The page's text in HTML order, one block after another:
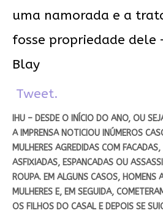
uma namorada e a
fosse propriedade dele
Blay
Tweet.
IHU – DESDE O INÍCIO DO ANO, OU
A IMPRENSA NOTICIOU INÚMEROS
MULHERES AGREDIDAS COM
ASFIXIADAS, ESPANCADAS OU
ROUPA. EM ALGUNS CASOS, HOMENS
MULHERES E, EM SEGUIDA,
OS FILHOS DO CASAL E DEPOIS SE